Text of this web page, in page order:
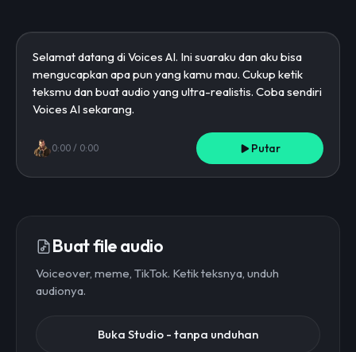
0:00 / 0:00 Putar
Buat file audio
Voiceover, meme, TikTok. Ketik teksnya, unduh
audionya.
Buka Studio - tanpa unduhan